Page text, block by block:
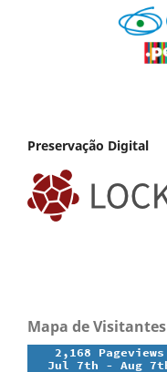
Preservação Digital
Mapa de Visitantes